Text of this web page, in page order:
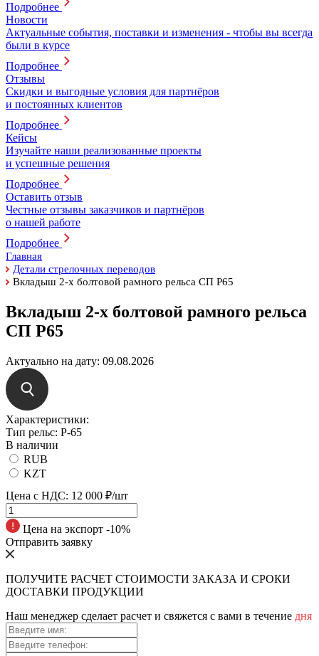
Подробнее
Новости
Актуальные события, поставки и изменения - чтобы вы всегда
были в курсе
Подробнее
Отзывы
Скидки и выгодные условия для партнёров
и постоянных клиентов
Подробнее
Кейсы
Изучайте наши реализованные проекты
и успешные решения
Подробнее
Оставить отзыв
Честные отзывы заказчиков и партнёров
о нашей работе
Подробнее
Главная
Детали стрелочных переводов
Вкладыш 2-х болтовой рамного рельса СП Р65
Вкладыш 2-х болтовой рамного рельса
СП Р65
Актуально на дату: 09.08.2026
Характеристики:
Tип peльc: Р-65
В наличии
RUB
KZT
Цена с НДС: 12 000 ₽/шт
Цена на экспорт -10%
Отправить заявку
ПОЛУЧИТЕ РАСЧЕТ СТОИМОСТИ ЗАКАЗА И СРОКИ
ДОСТАВКИ ПРОДУКЦИИ
Наш менеджер сделает расчет и свяжется с вами в течение дня